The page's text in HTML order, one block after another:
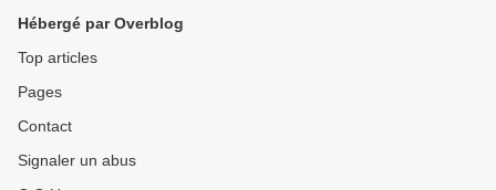
Hébergé par Overblog
Top articles
Pages
Contact
Signaler un abus